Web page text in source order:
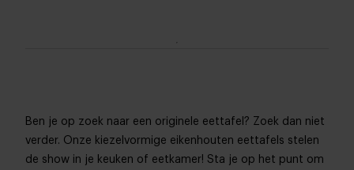
Ben je op zoek naar een originele eettafel? Zoek dan niet
verder. Onze kiezelvormige eikenhouten eettafels stelen
de show in je keuken of eetkamer! Sta je op het punt om